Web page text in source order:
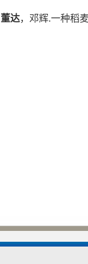
董达，邓辉.一种稻